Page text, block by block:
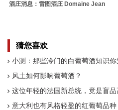
酒庄消息：雷图酒庄 Domaine Jean
猜您喜欢
小测：那些冷门的白葡萄酒知识你
风土如何影响葡萄酒？
这位年轻的法国新总统，竟是盲品
意大利也有风格轻盈的红葡萄品种